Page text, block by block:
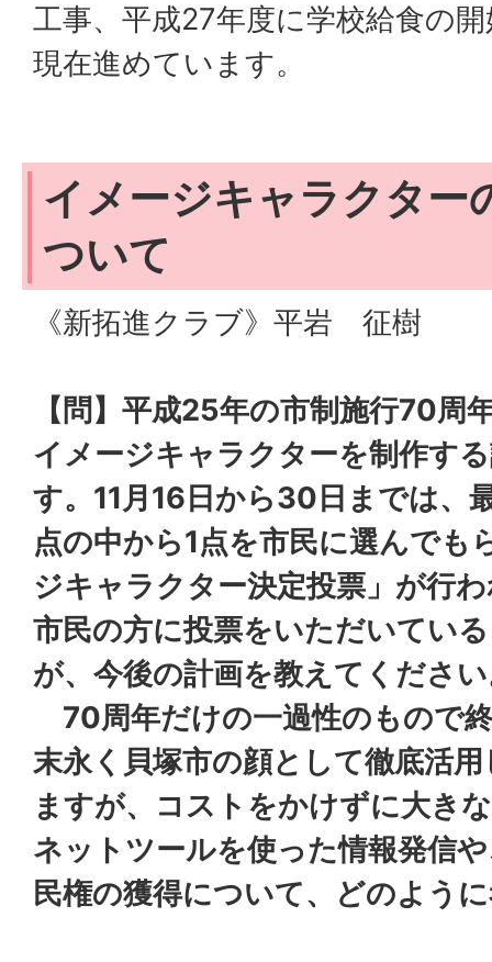
工事、平成27年度に学校給食の
現在進めています。
イメージキャラクター
ついて
《新拓進クラブ》平岩 征樹
【問】平成25年の市制施行70周
イメージキャラクターを制作す
す。11月16日から30日までは、
点の中から1点を市民に選んでも
ジキャラクター決定投票」が行
市民の方に投票をいただいてい
が、今後の計画を教えてくださ
70周年だけの一過性のもので
末永く貝塚市の顔として徹底活
ますが、コストをかけずに大き
ネットツールを使った情報発信
民権の獲得について、どのよう